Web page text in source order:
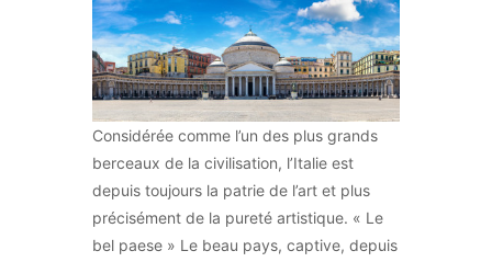
Considérée comme l’un des plus grands
berceaux de la civilisation, l’Italie est
depuis toujours la patrie de l’art et plus
précisément de la pureté artistique. « Le
bel paese » Le beau pays, captive, depuis